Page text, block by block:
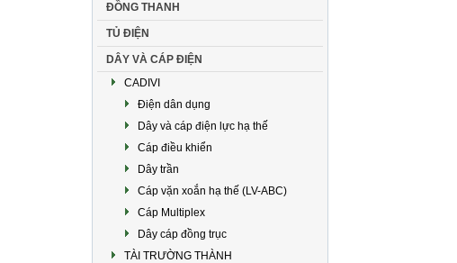
ĐỒNG THANH
TỦ ĐIỆN
DÂY VÀ CÁP ĐIỆN
CADIVI
Điện dân dụng
Dây và cáp điện lực hạ thế
Cáp điều khiển
Dây trần
Cáp vặn xoắn hạ thế (LV-ABC)
Cáp Multiplex
Dây cáp đồng trục
TÀI TRƯỜNG THÀNH